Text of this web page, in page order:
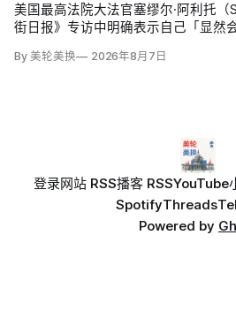
美国最高法院大法官塞缪尔·阿利托（
街日报》专访中明确表示自己「显然
者的呼声。76岁的阿利托称这类催退
By 美轮美换 2026年8月7日
登录网站 RSS播客 RSSYouTube
SpotifyThreads
Powered by